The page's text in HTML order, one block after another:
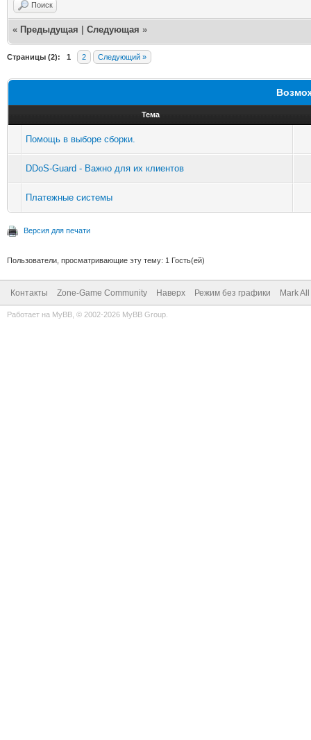
Поиск
« Предыдущая Следующая »
Страницы (2): 1 2 Следующий »
Тема
Помощь в выборе сборки.
DDoS-Guard - Важно для их клиентов
Платежные системы
Версия для печати
Пользователи, просматривающие эту тему: 1 Гость(ей)
Контакты Zone-Game Community Наверх Режим без графики Mark
Работает на MyBB , © 2002-2026 MyBB Group